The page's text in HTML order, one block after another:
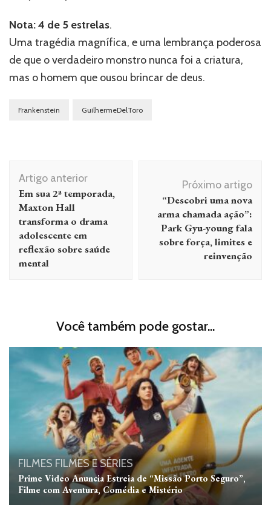
Nota: 4 de 5 estrelas.
Uma tragédia magnífica, e uma lembrança poderosa
de que o verdadeiro monstro nunca foi a criatura,
mas o homem que ousou brincar de deus.
Frankenstein GuilhermeDelToro
Navegação
de
post
Artigo anterior
Em sua 2ª temporada,
Maxton Hall
transforma o drama
adolescente em
reflexão sobre saúde
mental
Próximo artigo
“Descobri uma nova
arma chamada ação”:
Park Gyu-young fala
sobre força, limites e
reinvenção
Você também pode gostar...
FILMES FILMES E SÉRIES
Prime Video Anuncia Estreia de “Missão Porto Seguro”,
Filme com Aventura, Comédia e Mistério